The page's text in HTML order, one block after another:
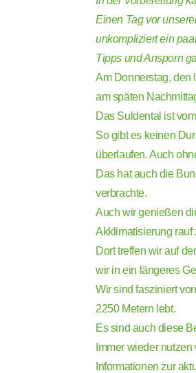
Einen Tag vor
unkompliziert ein
Tipps und Ansporn
Am Donnerstag, den
am späten
Das Suldental ist
So gibt es keinen
überlaufen. Auch
Das hat auch die
verbrachte.
Auch wir genießen
Akklimatisierung rauf
Dort treffen wir auf
wir in ein längeres
Wir sind fasziniert
2250 Metern lebt.
Es sind auch diese
Immer wieder
Informationen zur